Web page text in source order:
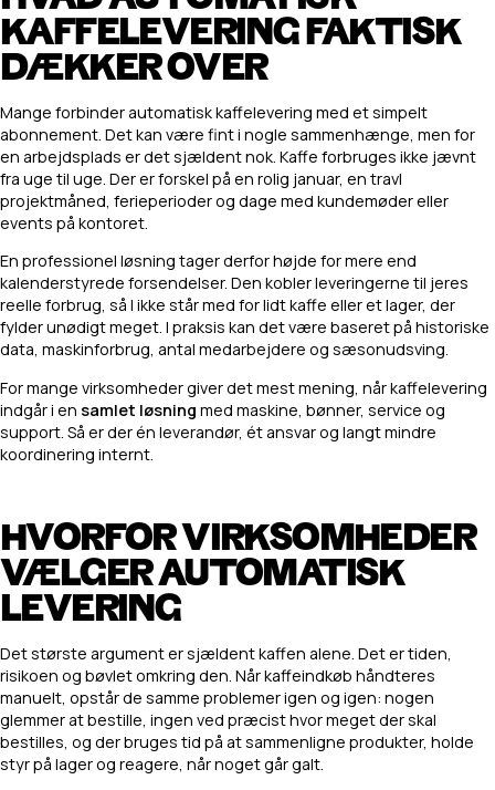
KAFFELEVERING FAKTISK
DÆKKER OVER
Mange forbinder automatisk kaffelevering med et simpelt
abonnement. Det kan være fint i nogle sammenhænge, men for
en arbejdsplads er det sjældent nok. Kaffe forbruges ikke jævnt
fra uge til uge. Der er forskel på en rolig januar, en travl
projektmåned, ferieperioder og dage med kundemøder eller
events på kontoret.
En professionel løsning tager derfor højde for mere end
kalenderstyrede forsendelser. Den kobler leveringerne til jeres
reelle forbrug, så I ikke står med for lidt kaffe eller et lager, der
fylder unødigt meget. I praksis kan det være baseret på historiske
data, maskinforbrug, antal medarbejdere og sæsonudsving.
For mange virksomheder giver det mest mening, når kaffelevering
indgår i en samlet løsning med maskine, bønner, service og
support. Så er der én leverandør, ét ansvar og langt mindre
koordinering internt.
HVORFOR VIRKSOMHEDER
VÆLGER AUTOMATISK
LEVERING
Det største argument er sjældent kaffen alene. Det er tiden,
risikoen og bøvlet omkring den. Når kaffeindkøb håndteres
manuelt, opstår de samme problemer igen og igen: nogen
glemmer at bestille, ingen ved præcist hvor meget der skal
bestilles, og der bruges tid på at sammenligne produkter, holde
styr på lager og reagere, når noget går galt.